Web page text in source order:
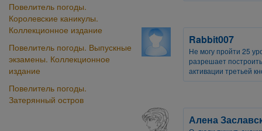
Повелитель погоды.
Королевские каникулы.
Коллекционное издание
Повелитель погоды. Выпускные
экзамены. Коллекционное
издание
Повелитель погоды.
Затерянный остров
Rabbit007
Не могу пройти 25
разрешает
активации третьей
Алена